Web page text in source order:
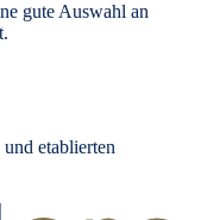
gute Auswahl an
etablierten